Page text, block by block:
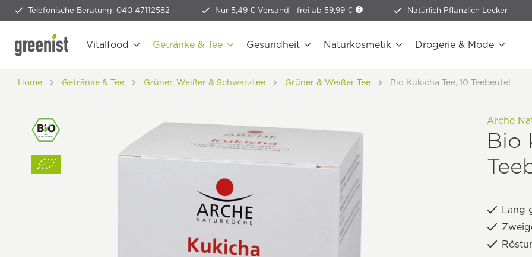
Telefonische Beratung: 040 47112582 Nur 5,49 € Versand - frei ab 59,99 € Natürlich Pflanzlich Lecker
Vitalfood Getränke & Tee Gesundheit Naturkosmetik Drogerie & Mode
Home Getränke & Tee Grüner, Weißer & Schwarztee Grüner & Weißer Tee Bio Kukicha Tee, 10 Teebeutel
Arche
Bio
Lang